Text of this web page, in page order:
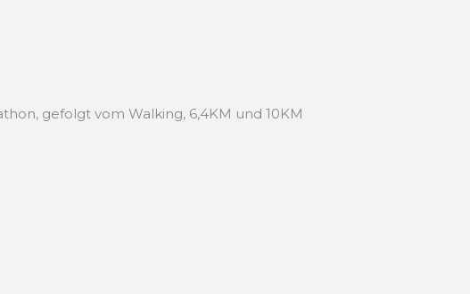
gefolgt vom Walking, 6,4KM und 10KM